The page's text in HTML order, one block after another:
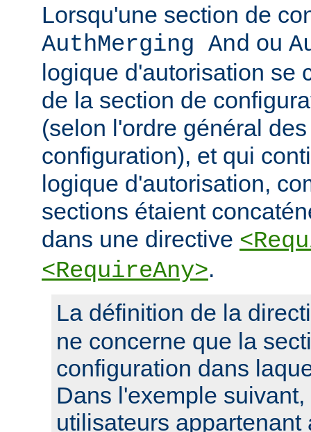
Lorsqu'une section de
AuthMerging And ou
logique d'autorisation se
de la section de
(selon l'ordre général
configuration), et qui
logique d'autorisation,
sections étaient
dans une directive
<RequireAny>.
La définition de la
ne concerne que la
configuration dans
Dans l'exemple
utilisateurs